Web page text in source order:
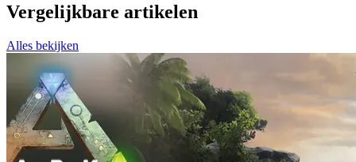
Vergelijkbare artikelen
Alles bekijken